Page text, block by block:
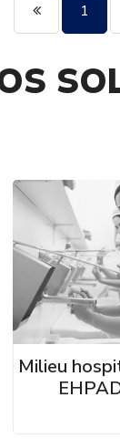
1
Milieu